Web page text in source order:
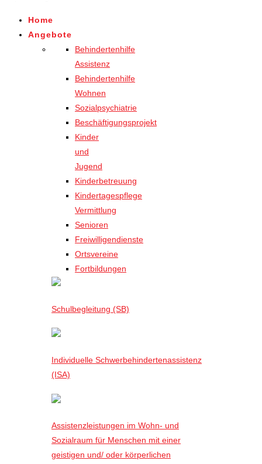
Home
Angebote
Behindertenhilfe
Assistenz
Behindertenhilfe
Wohnen
Sozialpsychiatrie
Beschäftigungsprojekt
Kinder
und
Jugend
Kinderbetreuung
Kindertagespflege
Vermittlung
Senioren
Freiwilligendienste
Ortsvereine
Fortbildungen
Schulbegleitung (SB)
Individuelle Schwerbehindertenassistenz
(ISA)
Assistenzleistungen im Wohn- und
Sozialraum für Menschen mit einer
geistigen und/ oder körperlichen